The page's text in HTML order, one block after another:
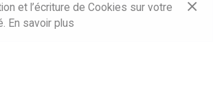
et l’écriture de Cookies sur votre
En savoir plus